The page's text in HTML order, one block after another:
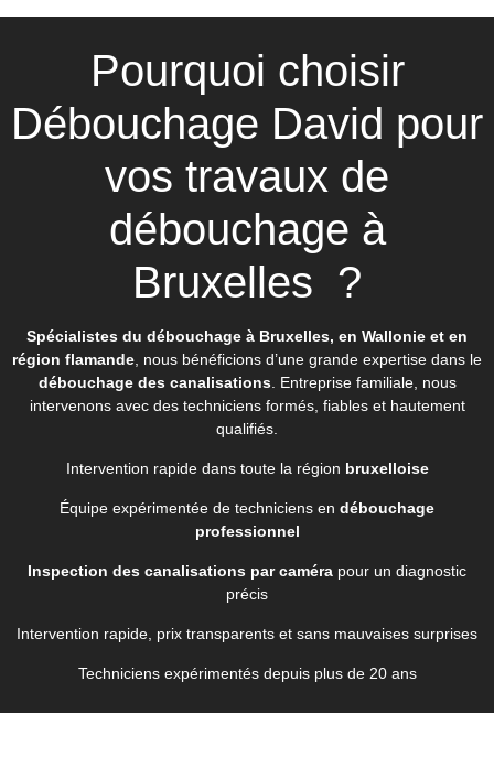
Pourquoi choisir
Débouchage David pour
vos travaux de
débouchage à
Bruxelles ?
Spécialistes du débouchage à Bruxelles, en Wallonie et en
région flamande , nous bénéficions d’une grande expertise dans le
débouchage des canalisations. Entreprise familiale, nous
intervenons avec des techniciens formés, fiables et hautement
qualifiés.
Intervention rapide dans toute la région bruxelloise
Équipe expérimentée de techniciens en débouchage
professionnel
Inspection des canalisations par caméra pour un diagnostic
précis
Intervention rapide, prix transparents et sans mauvaises surprises
Techniciens expérimentés depuis plus de 20 ans